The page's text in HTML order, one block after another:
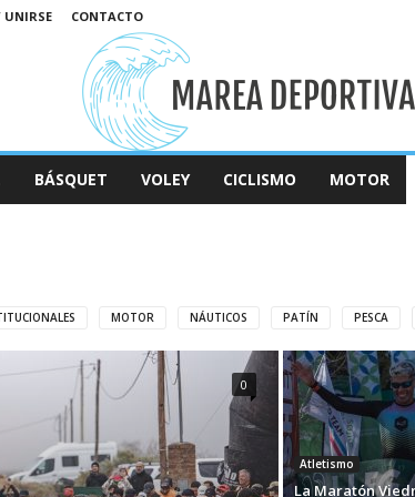
UNIRSE CONTACTO
BÁSQUET VOLEY CICLISMO MOTOR
MOTOR NÁUTICOS PATÍN PESCA
0
Atletismo
La Maratón